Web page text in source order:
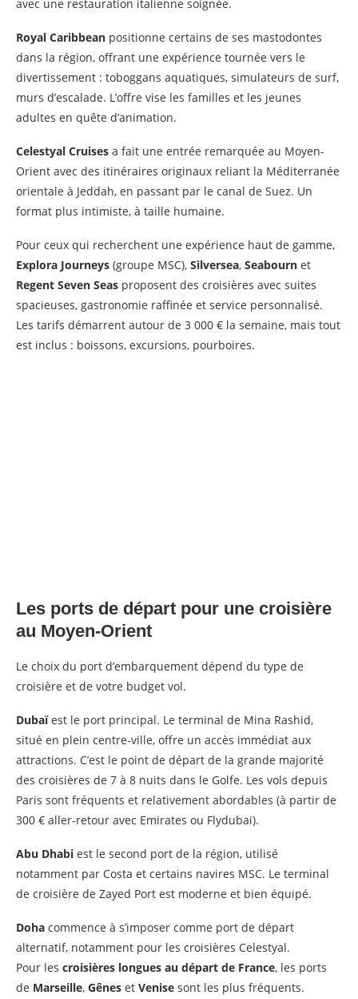
avec une restauration italienne soignée.
Royal Caribbean positionne certains de ses mastodontes
dans la région, offrant une expérience tournée vers le
divertissement : toboggans aquatiques, simulateurs de surf,
murs d’escalade. L’offre vise les familles et les jeunes
adultes en quête d’animation.
Celestyal Cruises a fait une entrée remarquée au Moyen-
Orient avec des itinéraires originaux reliant la Méditerranée
orientale à Jeddah, en passant par le canal de Suez. Un
format plus intimiste, à taille humaine.
Pour ceux qui recherchent une expérience haut de gamme,
Explora Journeys (groupe MSC), Silversea, Seabourn et
Regent Seven Seas proposent des croisières avec suites
spacieuses, gastronomie raffinée et service personnalisé.
Les tarifs démarrent autour de 3 000 € la semaine, mais tout
est inclus : boissons, excursions, pourboires.
Les ports de départ pour une croisière
au Moyen-Orient
Le choix du port d’embarquement dépend du type de
croisière et de votre budget vol.
Dubaïest le port principal. Le terminal de Mina Rashid,
situé en plein centre-ville, offre un accès immédiat aux
attractions. C’est le point de départ de la grande majorité
des croisières de 7 à 8 nuits dans le Golfe. Les vols depuis
Paris sont fréquents et relativement abordables (à partir de
300 € aller-retour avec Emirates ou Flydubai).
Abu Dhabi est le second port de la région, utilisé
notamment par Costa et certains navires MSC. Le terminal
de croisière de Zayed Port est moderne et bien équipé.
Doha commence à s’imposer comme port de départ
alternatif, notamment pour les croisières Celestyal.
Pour les croisières longues au départ de France, les ports
de Marseille, Gênes et Venise sont les plus fréquents.